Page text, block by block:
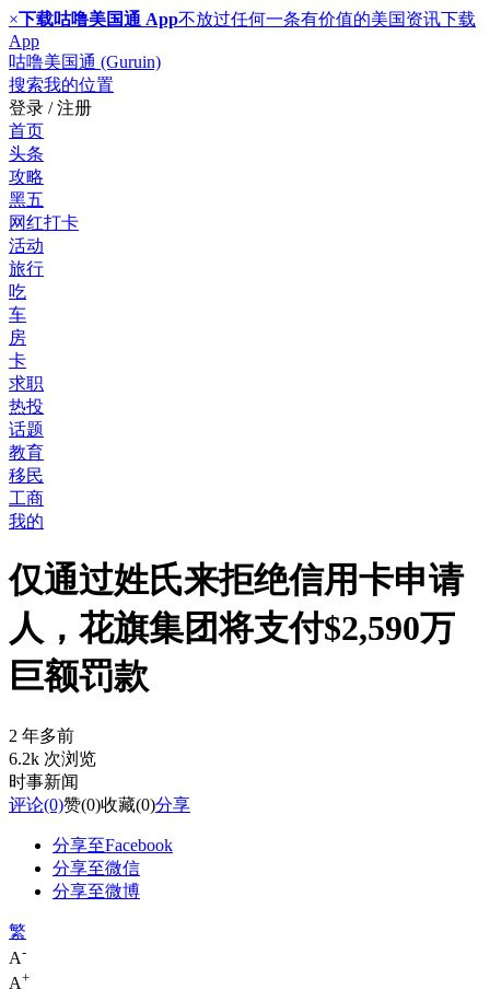
×下载咕噜美国通 App不放过任何一条有价值的美国资讯下载
App
咕噜美国通 (Guruin)
搜索我的位置
登录 / 注册
首页
头条
攻略
黑五
网红打卡
活动
旅行
吃
车
房
卡
求职
热投
话题
教育
移民
工商
我的
仅通过姓氏来拒绝信用卡申请
人，花旗集团将支付$2,590万
巨额罚款
2 年多前
6.2k 次浏览
时事新闻
评论(0)赞(0)收藏(0)分享
分享至Facebook
分享至微信
分享至微博
繁
A-
A+